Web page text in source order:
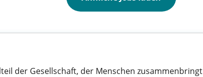
der Gesellschaft, der Menschen